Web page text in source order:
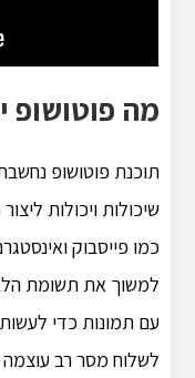
מה פוטושופ
תוכנת פוטושופ
שיכולות ויכולות
כמו פייסבוק
למשוך את תשומת
עם תמונות כדי
לשלוח מסר רב